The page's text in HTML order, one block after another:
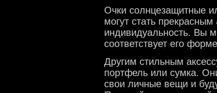
Очки солнцезащитные
могут стать
индивидуальность. Вы
соответствует его
Другим стильным
портфель или сумка.
свои личные вещи и